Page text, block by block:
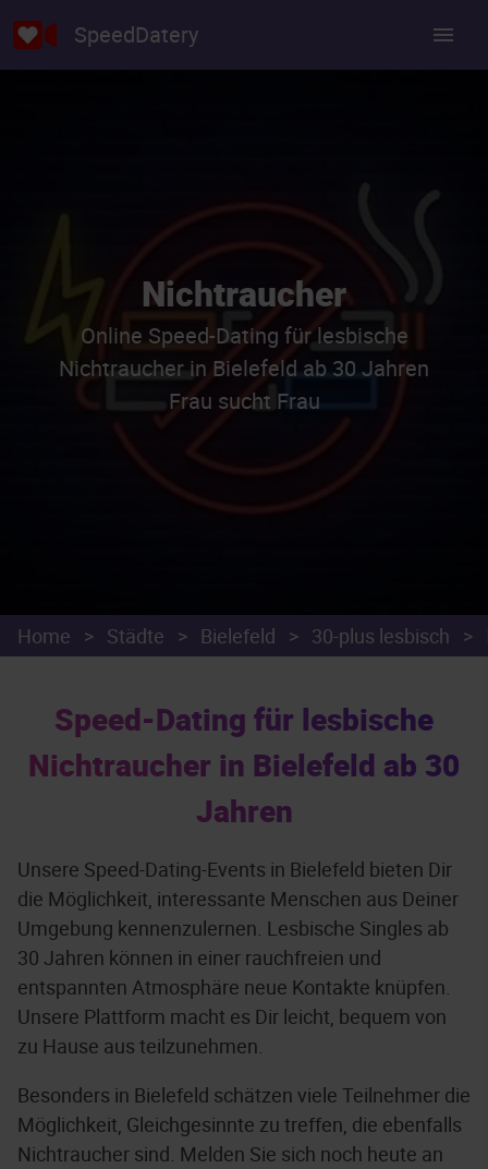
SpeedDatery
Nichtraucher
Online Speed-Dating für lesbische
Nichtraucher in Bielefeld ab 30 Jahren
Frau sucht Frau
Home > Städte > Bielefeld > 30-plus lesbisch >
Speed-Dating für lesbische
Nichtraucher in Bielefeld ab 30
Jahren
Unsere Speed-Dating-Events in Bielefeld bieten Dir
die Möglichkeit, interessante Menschen aus Deiner
Umgebung kennenzulernen. Lesbische Singles ab
30 Jahren können in einer rauchfreien und
entspannten Atmosphäre neue Kontakte knüpfen.
Unsere Plattform macht es Dir leicht, bequem von
zu Hause aus teilzunehmen.
Besonders in Bielefeld schätzen viele Teilnehmer die
Möglichkeit, Gleichgesinnte zu treffen, die ebenfalls
Nichtraucher sind. Melden Sie sich noch heute an